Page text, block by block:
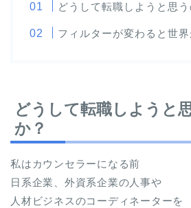
どうして転職しようと思う
フィルターが変わると世界
どうして転職しようと
か？
私はカウンセラーになる前
日系企業、外資系企業の人事や
人材ビジネスのコーディネーターを